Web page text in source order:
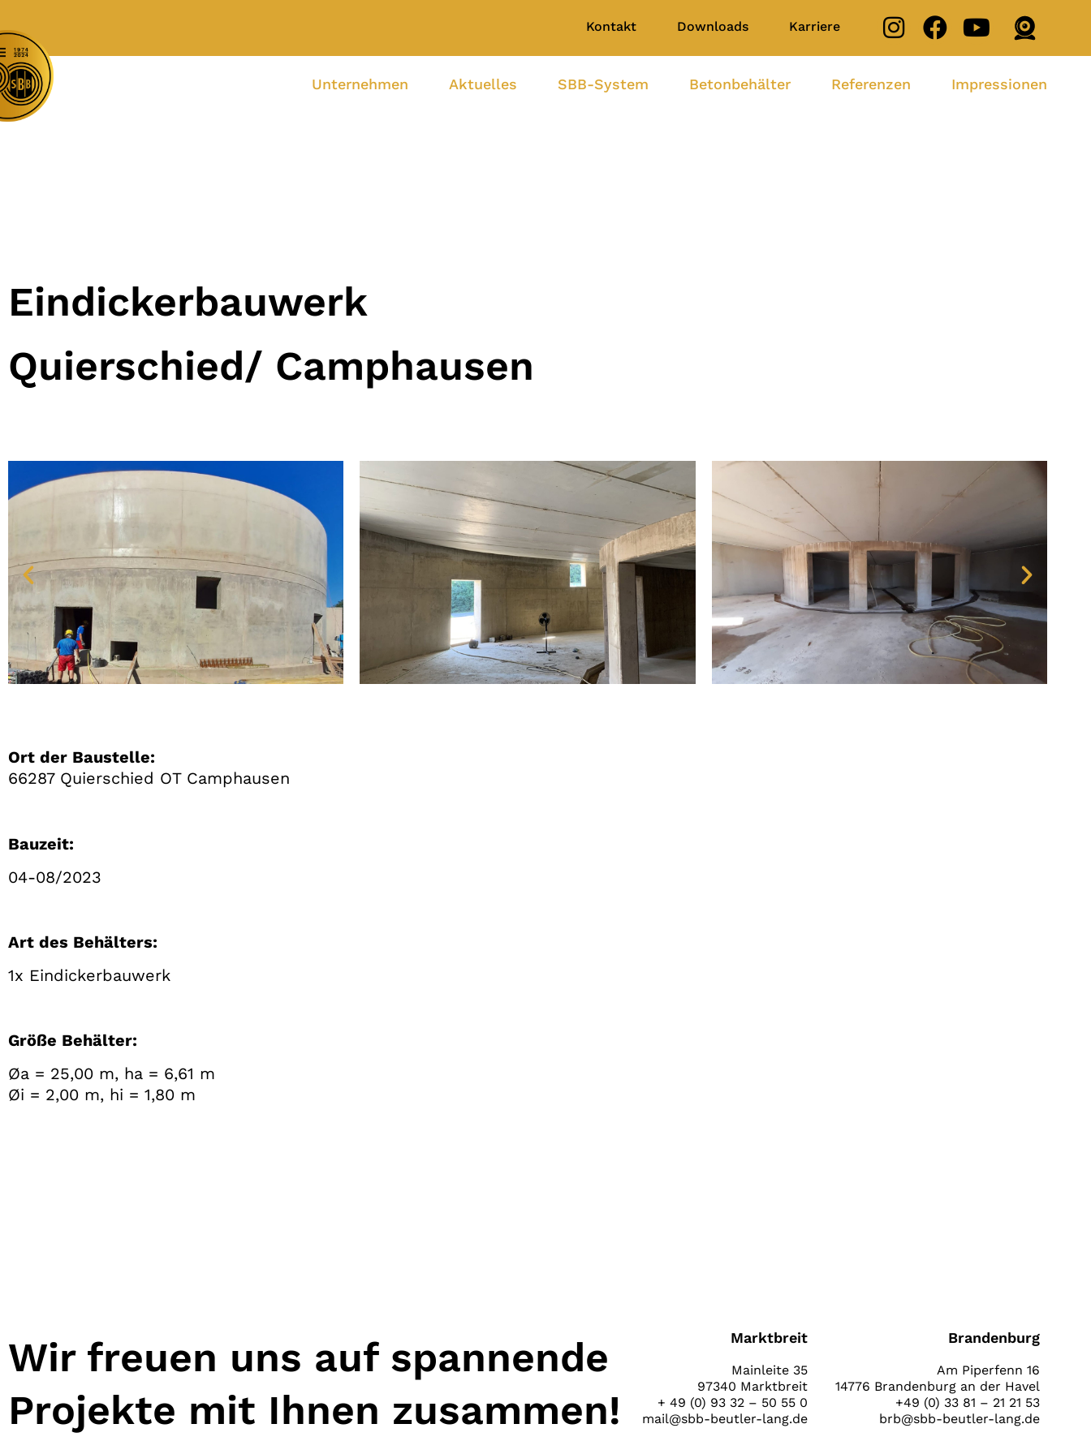
Kontakt Downloads Karriere
Unternehmen Aktuelles SBB-System Betonbehälter Referenzen Impressionen
Eindickerbauwerk
Quierschied/ Camphausen
Ort der Baustelle:
66287 Quierschied OT Camphausen
Bauzeit:
04-08/2023
Art des Behälters:
1x Eindickerbauwerk
Größe Behälter:
Øa = 25,00 m, ha = 6,61 m
Øi = 2,00 m, hi = 1,80 m
Wir freuen uns auf spannende
Projekte mit Ihnen zusammen!
Marktbreit
Mainleite 35
97340 Marktbreit
+ 49 (0) 93 32 – 50 55 0
mail@sbb-beutler-lang.de
Brandenburg
Am Piperfenn 16
14776 Brandenburg an der Havel
+49 (0) 33 81 – 21 21 53
brb@sbb-beutler-lang.de